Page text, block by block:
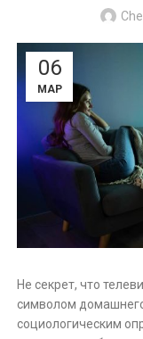
06
МАР
Не секрет, что
символом
социологическим